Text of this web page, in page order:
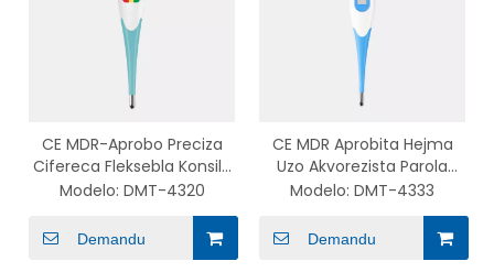
CE MDR-Aprobo Preciza
Cifereca Fleksebla Konsila
Termometro Rapida
Respondo por Infanoj
Modelo: DMT-4320
Demandu
CE MDR Aprobita Hejma
Uzo Akvorezista Parola
Termometro Fleksebla
Konsileto Cifereca
Termometro por Bebo
Modelo: DMT-4333
Demandu